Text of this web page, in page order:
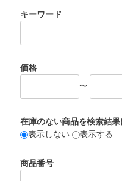
キーワード
価格
〜
在庫のない商品を検索結果
表示しない
表示する
商品番号